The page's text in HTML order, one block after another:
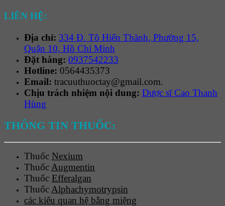
LIÊN HỆ:
Địa chỉ: 334 Đ. Tô Hiến Thành, Phường 15,
Quận 10, Hồ Chí Minh
Đặt hàng: 0937542233
Hotline: 0564435373
Email: tracuuthuoctay@gmail.com.
Chịu trách nhiệm nội dung: Dược sĩ Cao Thanh
Hùng
THÔNG TIN THUỐC:
Thuốc Nexium
Thuốc Augmentin
Thuốc Efferalgan
Thuốc Alphachymotrypsin
các kiểu quan hệ bằng miệng